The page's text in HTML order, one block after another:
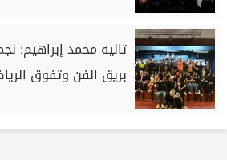
تاليه محمد إبراهيم:
بريق الفن وتفوق